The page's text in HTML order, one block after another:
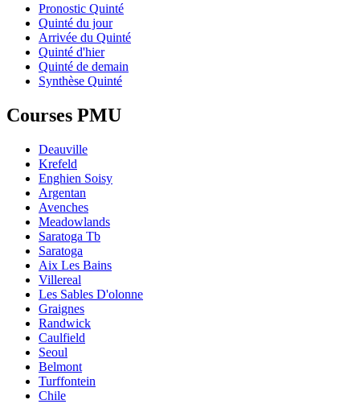
Pronostic Quinté
Quinté du jour
Arrivée du Quinté
Quinté d'hier
Quinté de demain
Synthèse Quinté
Courses PMU
Deauville
Krefeld
Enghien Soisy
Argentan
Avenches
Meadowlands
Saratoga Tb
Saratoga
Aix Les Bains
Villereal
Les Sables D'olonne
Graignes
Randwick
Caulfield
Seoul
Belmont
Turffontein
Chile